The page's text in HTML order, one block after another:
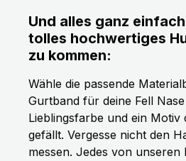
Und alles ganz
tolles hochwertiges
zu kommen:
Wähle die passende
Gurtband für deine Fell
Lieblingsfarbe und ein Motiv
gefällt. Vergesse nicht den
messen. Jedes von unseren